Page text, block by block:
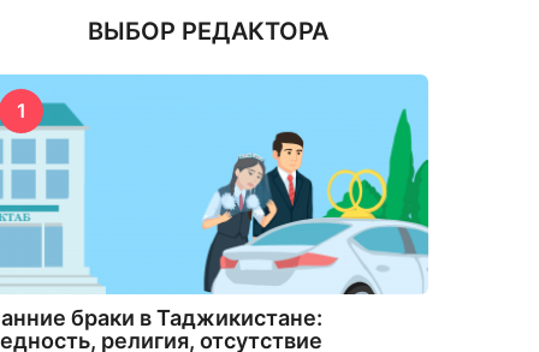
ВЫБОР РЕДАКТОРА
1
браки в Таджикистане:
религия, отсутствие